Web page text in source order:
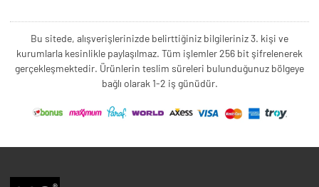
Bu sitede, alışverişlerinizde belirttiğiniz bilgileriniz 3. kişi ve
kurumlarla kesinlikle paylaşılmaz. Tüm işlemler 256 bit şifrelenerek
gerçekleşmektedir. Ürünlerin teslim süreleri bulunduğunuz bölgeye
bağlı olarak 1-2 iş günüdür.